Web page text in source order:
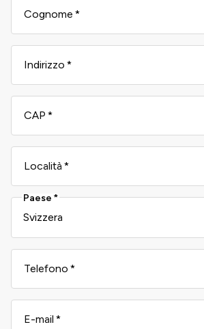
Cognome
Indirizzo
CAP
Località
Paese
Telefono
E-mail